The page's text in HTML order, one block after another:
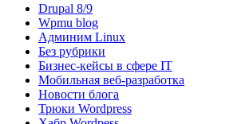
Drupal 8/9
Wpmu blog
Админим Linux
Без рубрики
Бизнес-кейсы в сфере IT
Мобильная веб-разработка
Новости блога
Трюки Wordpress